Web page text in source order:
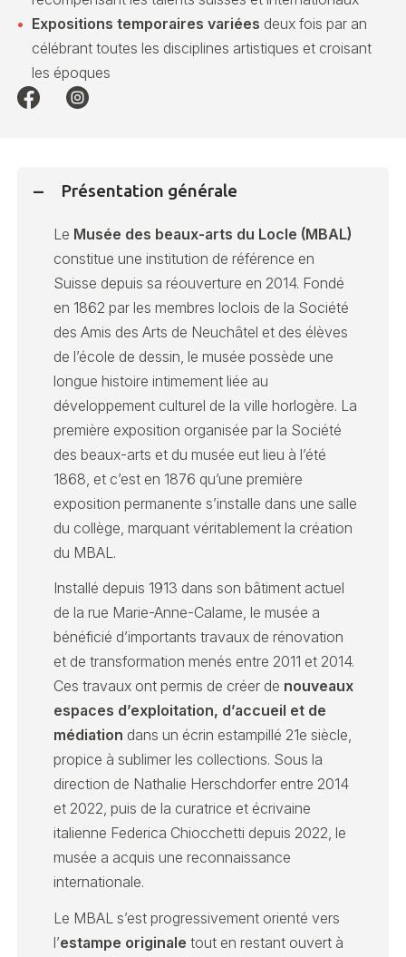
Expositions temporaires variées deux fois par an
célébrant toutes les disciplines artistiques et croisant
les époques
Présentation générale
Le Musée des beaux-arts du Locle (MBAL)
constitue une institution de référence en
Suisse depuis sa réouverture en 2014. Fondé
en 1862 par les membres loclois de la Société
des Amis des Arts de Neuchâtel et des élèves
de l’école de dessin, le musée possède une
longue histoire intimement liée au
développement culturel de la ville horlogère. La
première exposition organisée par la Société
des beaux-arts et du musée eut lieu à l’été
1868, et c’est en 1876 qu’une première
exposition permanente s’installe dans une salle
du collège, marquant véritablement la création
du MBAL.
Installé depuis 1913 dans son bâtiment actuel
de la rue Marie-Anne-Calame, le musée a
bénéficié d’importants travaux de rénovation
et de transformation menés entre 2011 et 2014.
Ces travaux ont permis de créer de nouveaux
espaces d’exploitation, d’accueil et de
médiation dans un écrin estampillé 21e siècle,
propice à sublimer les collections. Sous la
direction de Nathalie Herschdorfer entre 2014
et 2022, puis de la curatrice et écrivaine
italienne Federica Chiocchetti depuis 2022, le
musée a acquis une reconnaissance
internationale.
Le MBAL s’est progressivement orienté vers
l’estampe originale tout en restant ouvert à